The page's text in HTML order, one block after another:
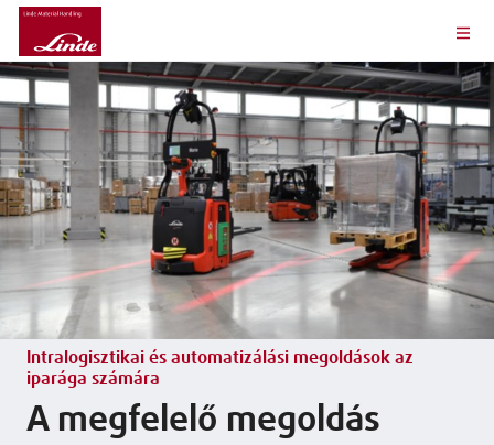
Intralogisztikai és automatizálási megoldások az
iparága számára
A megfelelő megoldás